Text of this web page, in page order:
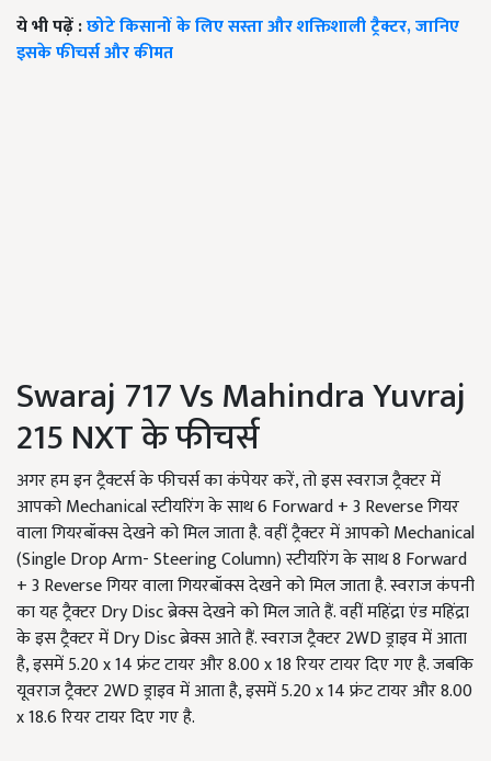
ये भी पढ़ें :छोटे किसानों के लिए सस्ता और शक्तिशाली ट्रैक्टर, जानिए
इसके फीचर्स और कीमत
Swaraj 717 Vs Mahindra Yuvraj
215 NXT के फीचर्स
अगर हम इन ट्रैक्टर्स के फीचर्स का कंपेयर करें, तो इस स्वराज ट्रैक्टर में
आपको Mechanical स्टीयरिंग के साथ 6 Forward + 3 Reverse गियर
वाला गियरबॉक्स देखने को मिल जाता है. वहीं ट्रैक्टर में आपको Mechanical
(Single Drop Arm- Steering Column) स्टीयरिंग के साथ 8 Forward
+ 3 Reverse गियर वाला गियरबॉक्स देखने को मिल जाता है. स्वराज कंपनी
का यह ट्रैक्टर Dry Disc ब्रेक्स देखने को मिल जाते हैं. वहीं महिंद्रा एंड महिंद्रा
के इस ट्रैक्टर में Dry Disc ब्रेक्स आते हैं. स्वराज ट्रैक्टर 2WD ड्राइव में आता
है, इसमें 5.20 x 14 फ्रंट टायर और 8.00 x 18 रियर टायर दिए गए है. जबकि
यूवराज ट्रैक्टर 2WD ड्राइव में आता है, इसमें 5.20 x 14 फ्रंट टायर और 8.00
x 18.6 रियर टायर दिए गए है.